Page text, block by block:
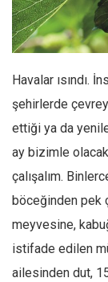
Editörden
Kemal Özer
Mahmut
Yvonne
Barış
Ömer
Havalar ısındı.
şehirlerde
ettiği ya da
ay bizimle
çalışalım.
böceğinden pek
meyvesine,
istifade edilen
ailesinden dut,